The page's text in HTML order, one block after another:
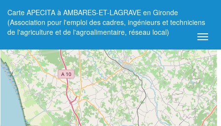
Carte APECITA à AMBARES-ET-LAGRAVE en Gironde
(Association pour l'emploi des cadres, ingénieurs et techniciens
de l'agriculture et de l'agroalimentaire, réseau local)
+
−